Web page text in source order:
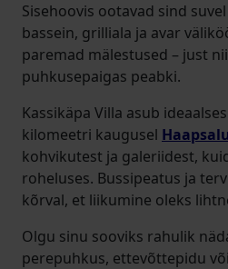
Sisehoovis ootavad sind
bassein, grilliala ja avar
paremad mälestused – just
puhkusepaigas peabki.
Kassikäpa Villa asub
kilomeetri kaugusel
kohvikutest ja galeriidest,
roheluses. Bussipeatus ja
kõrval, et liikumine oleks
Olgu sinu sooviks rahulik
perepuhkus, ettevõttepidu